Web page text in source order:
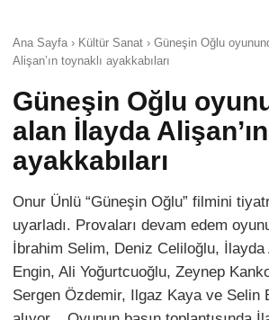
Ana Sayfa › Kültür Sanat › Güneşin Oğlu
Alişan’ın toynaklı ayakkabıları
Güneşin Oğlu
alan İlayda
ayakkabıları
Onur Ünlü “Güneşin Oğlu” filmini
uyarladı. Provaları devam edem
İbrahim Selim, Deniz Celiloğlu, İlayda
Engin, Ali Yoğurtcuoğlu, Zeynep
Sergen Özdemir, Ilgaz Kaya ve Selin